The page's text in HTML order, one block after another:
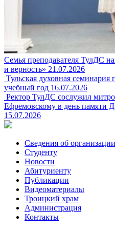
Семья преподавателя ТулДС
и верность» 21.07.2026
Тульская духовная
учебный год 16.07.2026
Ректор ТулДС сослужил
Ефремовскому в день памяти
15.07.2026
Сведения об организации
Студенту
Новости
Абитуриенту
Публикации
Видеоматериалы
Троицкий храм
Администрация
Контакты